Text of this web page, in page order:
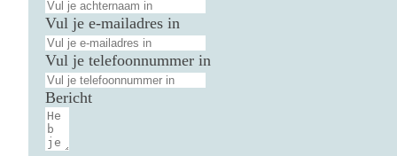
Vul je e-mailadres in
Vul je telefoonnummer in
Bericht